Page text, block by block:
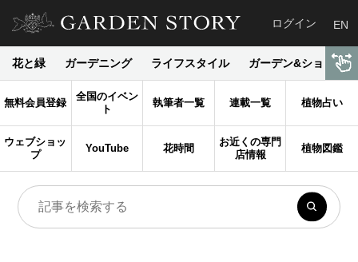
ログイン EN
花と緑 ガーデニング ライフスタイル ガーデン&ショップ
無料会員登録
全国のイベン
ト
執筆者一覧 連載一覧 植物占い
ウェブショッ
プ
YouTube 花時間
お近くの専門
店情報
植物図鑑